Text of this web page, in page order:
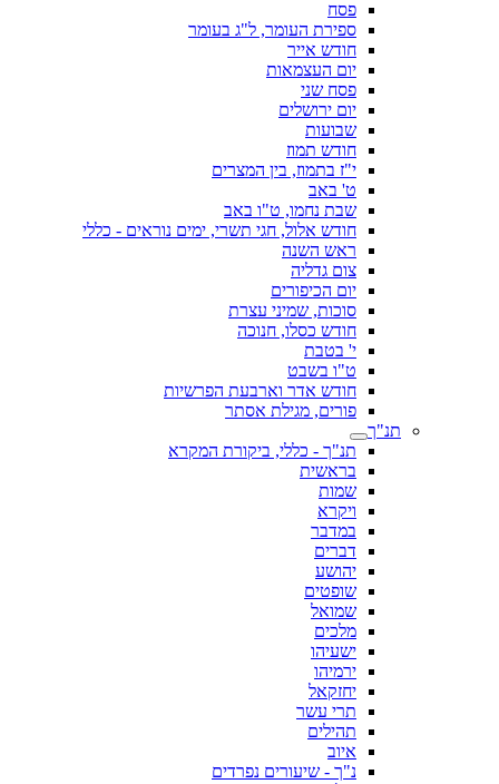
פסח
ספירת העומר, ל"ג בעומר
חודש אייר
יום העצמאות
פסח שני
יום ירושלים
שבועות
חודש תמוז
י"ז בתמוז, בין המצרים
ט' באב
שבת נחמו, ט"ו באב
חודש אלול, חגי תשרי, ימים נוראים - כללי
ראש השנה
צום גדליה
יום הכיפורים
סוכות, שמיני עצרת
חודש כסלו, חנוכה
י' בטבת
ט"ו בשבט
חודש אדר וארבעת הפרשיות
פורים, מגילת אסתר
תנ"ך
תנ"ך - כללי, ביקורת המקרא
בראשית
שמות
ויקרא
במדבר
דברים
יהושע
שופטים
שמואל
מלכים
ישעיהו
ירמיהו
יחזקאל
תרי עשר
תהילים
איוב
נ"ך - שיעורים נפרדים